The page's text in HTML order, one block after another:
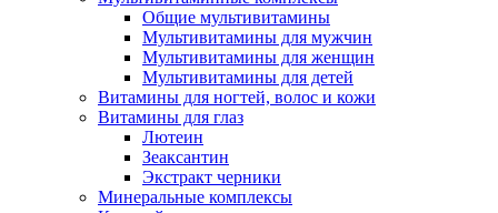
Общие мультивитамины
Мультивитамины для мужчин
Мультивитамины для женщин
Мультивитамины для детей
Витамины для ногтей, волос и кожи
Витамины для глаз
Лютеин
Зеаксантин
Экстракт черники
Минеральные комплексы